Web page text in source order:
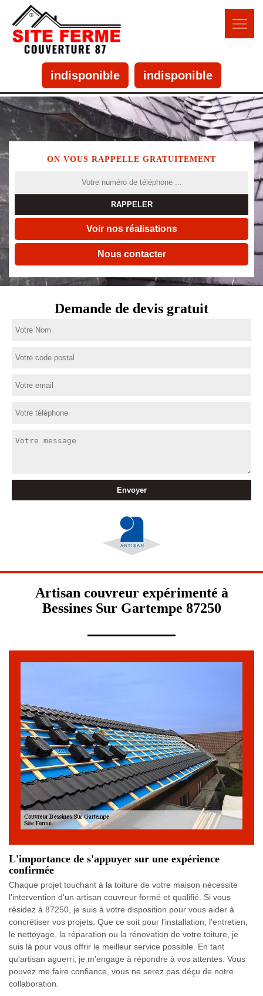
indisponible indisponible
ON VOUS RAPPELLE GRATUITEMENT
Voir nos réalisations
Nous contacter
Demande de devis gratuit
Artisan couvreur expérimenté à
Bessines Sur Gartempe 87250
L'importance de s'appuyer sur une expérience
confirmée
Chaque projet touchant à la toiture de votre maison nécessite
l'intervention d'un artisan couvreur formé et qualifié. Si vous
résidez à 87250, je suis à votre disposition pour vous aider à
concrétiser vos projets. Que ce soit pour l'installation, l'entretien,
le nettoyage, la réparation ou la rénovation de votre toiture, je
suis là pour vous offrir le meilleur service possible. En tant
qu'artisan aguerri, je m'engage à répondre à vos attentes. Vous
pouvez me faire confiance, vous ne serez pas déçu de notre
collaboration.